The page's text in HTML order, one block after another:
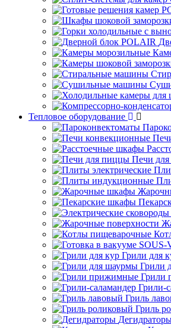
Тепловое оборудование
Печи
Грили для
Грили
Грили
Грили-
Гриль
Гриль